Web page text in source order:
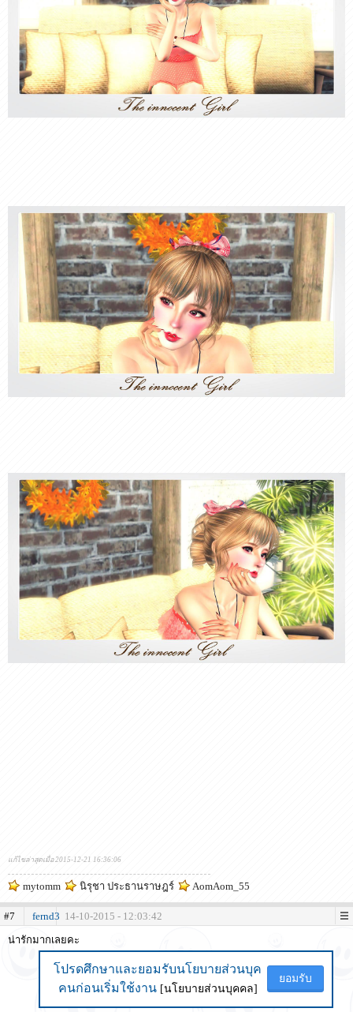
โปรดศึกษาและยอมรับนโยบายส่วนบุค
คนก่อนเริ่มใช้งาน [นโยบายส่วนบุคคล]
ยอมรับ
แก้ไขล่าสุดเมื่อ 2015-12-21 16:36:06
mytomm นิรุชา ประธานราษฎร์ AomAom_55
#7 fernd3 14-10-2015 - 12:03:42
น่ารักมากเลยคะ
โปรดศึกษาและยอมรับนโยบายส่วนบุค
คนก่อนเริ่มใช้งาน [นโยบายส่วนบุคคล]
ยอมรับ